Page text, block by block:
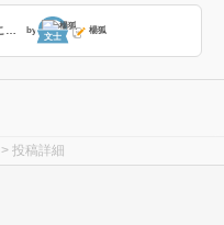
by
文士
楊狐
> 投稿詳細